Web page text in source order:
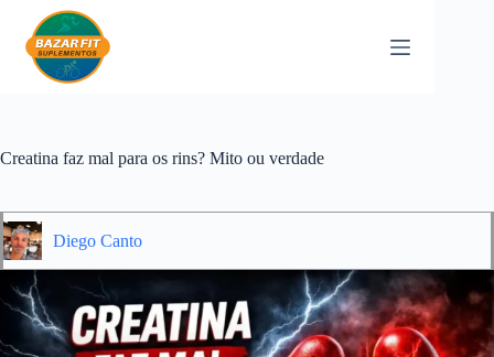
conteúdo
Creatina faz mal para os rins? Mito ou verdade
Diego Canto